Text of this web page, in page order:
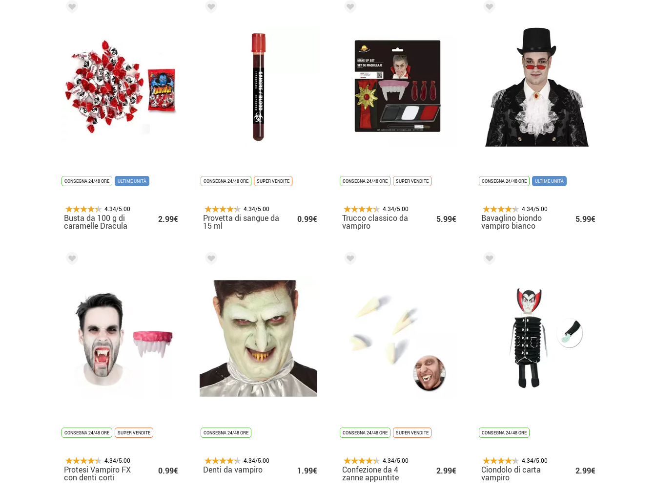
CONSEGNA 24/48 ORE ULTIME UNITÀ
4.34/5.00
Busta da 100 g di
caramelle Dracula
2.99€
CONSEGNA 24/48 ORE SUPER VENDITE
4.34/5.00
Provetta di sangue da
15 ml
0.99€
CONSEGNA 24/48 ORE SUPER VENDITE
4.34/5.00
Trucco classico da
vampiro
5.99€
CONSEGNA 24/48 ORE ULTIME UNITÀ
4.34/5.00
Bavaglino biondo
vampiro bianco
5.99€
CONSEGNA 24/48 ORE SUPER VENDITE
4.34/5.00
Protesi Vampiro FX
con denti corti
0.99€
CONSEGNA 24/48 ORE
4.34/5.00
Denti da vampiro 1.99€
CONSEGNA 24/48 ORE SUPER VENDITE
4.34/5.00
Confezione da 4
zanne appuntite
2.99€
CONSEGNA 24/48 ORE
4.34/5.00
Ciondolo di carta
vampiro
2.99€